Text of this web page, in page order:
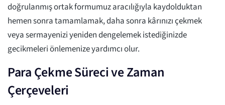
doğrulanmış ortak formumuz aracılığıyla kaydolduktan
hemen sonra tamamlamak, daha sonra kârınızı çekmek
veya sermayenizi yeniden dengelemek istediğinizde
gecikmeleri önlemenize yardımcı olur.
Para Çekme Süreci ve Zaman
Çerçeveleri